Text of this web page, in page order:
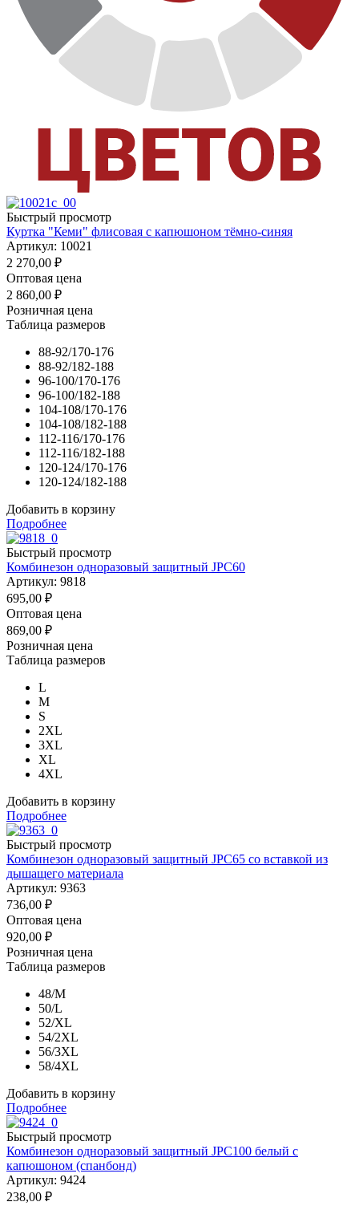
Быстрый просмотр
Куртка "Кеми" флисовая с капюшоном тёмно-синяя
Артикул: 10021
2 270,00 ₽
Оптовая цена
2 860,00 ₽
Розничная цена
Таблица размеров
88-92/170-176
88-92/182-188
96-100/170-176
96-100/182-188
104-108/170-176
104-108/182-188
112-116/170-176
112-116/182-188
120-124/170-176
120-124/182-188
Добавить в корзину
Подробнее
Быстрый просмотр
Комбинезон одноразовый защитный JPC60
Артикул: 9818
695,00 ₽
Оптовая цена
869,00 ₽
Розничная цена
Таблица размеров
L
M
S
2XL
3XL
XL
4XL
Добавить в корзину
Подробнее
Быстрый просмотр
Комбинезон одноразовый защитный JPC65 со вставкой из
дышащего материала
Артикул: 9363
736,00 ₽
Оптовая цена
920,00 ₽
Розничная цена
Таблица размеров
48/M
50/L
52/XL
54/2XL
56/3XL
58/4XL
Добавить в корзину
Подробнее
Быстрый просмотр
Комбинезон одноразовый защитный JPC100 белый с
капюшоном (спанбонд)
Артикул: 9424
238,00 ₽